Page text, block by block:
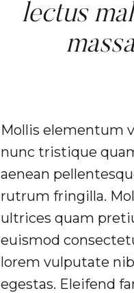
lectus
Mollis elementum
nunc tristique
aenean
rutrum fringilla.
ultrices quam
euismod
lorem vulputate
egestas. Eleifend